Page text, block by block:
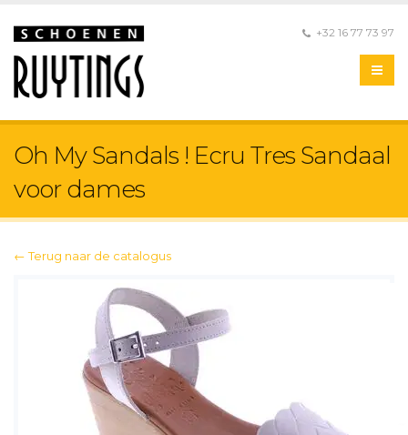
+32 16 77 73 97
Oh My Sandals ! Ecru Tres Sandaal
voor dames
← Terug naar de catalogus